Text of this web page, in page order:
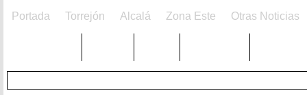
Portada Torrejón Alcalá Zona Este Otras Noticias